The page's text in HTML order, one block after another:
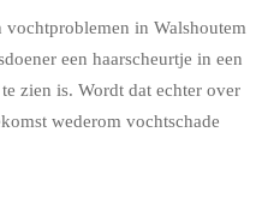
in Walshoutem
een haarscheurtje in een
zien is. Wordt dat echter over
wederom vochtschade